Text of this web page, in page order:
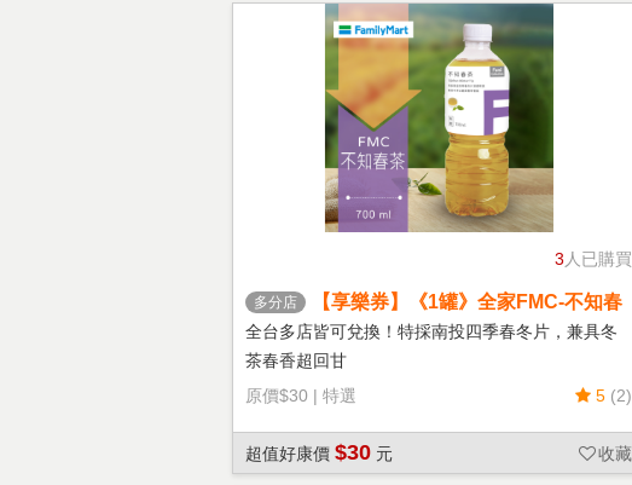
3 人已購買
多分店
【享樂券】《1罐》全家FMC-不知春
茶
全台多店皆可兌換！特採南投四季春冬片，兼具冬
茶春香超回甘
原價$30 | 特選 5 (2)
超值好康價 $30 元 收藏